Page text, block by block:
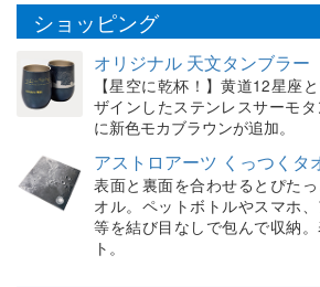
ショッピング
オリジナル 天文タンブラー
【星空に乾杯！】黄道12星座
ザインしたステンレスサーモ
に新色モカブラウンが追加。
アストロアーツ くっつくタ
表面と裏面を合わせるとぴた
オル。ペットボトルやスマホ
等を結び目なしで包んで収納
ト。